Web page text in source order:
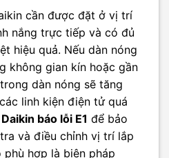
cần được đặt ở vị trí
nắng trực tiếp và có đủ
hiệu quả. Nếu dàn nóng
không gian kín hoặc gần
dàn nóng sẽ tăng
linh kiện điện tử quá
báo lỗi E1 để bảo
và điều chỉnh vị trí lắp
hợp là biện pháp